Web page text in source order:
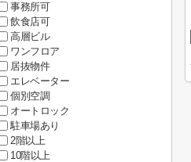
事務所可
飲食店可
高層ビル
ワンフロア
居抜物件
エレベーター
個別空調
オートロック
駐車場あり
2階以上
10階以上